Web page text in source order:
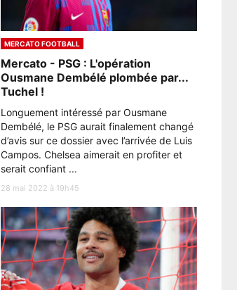
MERCATO FOOTBALL
Mercato - PSG : L'opération
Ousmane Dembélé plombée par...
Tuchel !
Longuement intéressé par Ousmane
Dembélé, le PSG aurait finalement changé
d’avis sur ce dossier avec l’arrivée de Luis
Campos. Chelsea aimerait en profiter et
serait confiant ...
28 mai 2022 à 19h45